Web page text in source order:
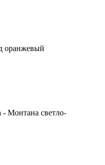
оранжевый
Монтана светло-